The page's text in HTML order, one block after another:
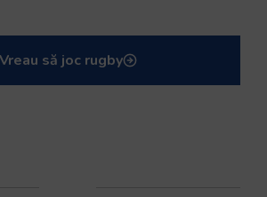
Vreau să joc rugby